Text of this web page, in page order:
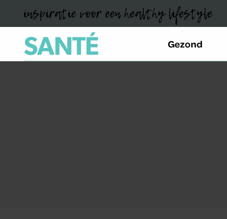
inspiratie voor een healthy lifestyle
Gezond